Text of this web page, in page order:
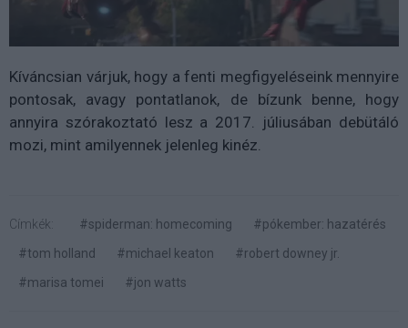
Kíváncsian várjuk, hogy a fenti megfigyeléseink mennyire
pontosak, avagy pontatlanok, de bízunk benne, hogy
annyira szórakoztató lesz a 2017. júliusában debütáló
mozi, mint amilyennek jelenleg kinéz.
Címkék: #spiderman: homecoming
#pókember: hazatérés
#tom holland
#michael keaton
#robert downey jr.
#marisa tomei
#jon watts